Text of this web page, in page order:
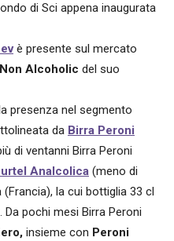
di Sci appena inaugurata
è presente sul mercato
Non Alcoholic del suo
presenza nel segmento
da Birra Peroni
di ventanni Birra Peroni
Analcolica (meno di
(Francia), la cui bottiglia 33 cl
pochi mesi Birra Peroni
insieme con Peroni